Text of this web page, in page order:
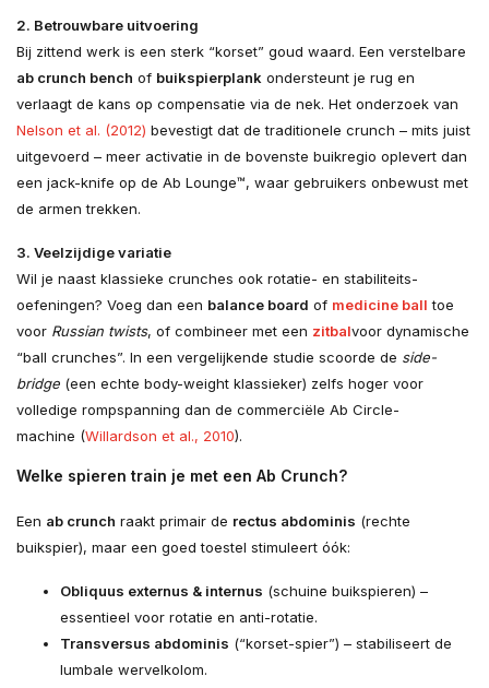
2. Betrouwbare uitvoering
Bij zittend werk is een sterk “korset” goud waard. Een verstelbare
ab crunch bench of buikspierplank ondersteunt je rug en
verlaagt de kans op compensatie via de nek. Het onderzoek van
Nelson et al. (2012) bevestigt dat de traditionele crunch – mits juist
uitgevoerd – meer activatie in de bovenste buikregio oplevert dan
een jack-knife op de Ab Lounge™, waar gebruikers onbewust met
de armen trekken.
3. Veelzijdige variatie
Wil je naast klassieke crunches ook rotatie- en stabiliteits­
oefeningen? Voeg dan een balance board of medicine ball toe
voor Russian twists, of combineer met een zitbalvoor dynamische
“ball crunches”. In een vergelijkende studie scoorde de side-
bridge (een echte body-weight klassieker) zelfs hoger voor
volledige rompspanning dan de commerciële Ab Circle-
machine (Willardson et al., 2010).
Welke spieren train je met een Ab Crunch?
Een ab crunch raakt primair de rectus abdominis (rechte
buikspier), maar een goed toestel stimuleert óók:
Obliquus externus & internus (schuine buikspieren) –
essentieel voor rotatie en anti-rotatie.
Transversus abdominis (“korset-spier”) – stabiliseert de
lumbale wervelkolom.